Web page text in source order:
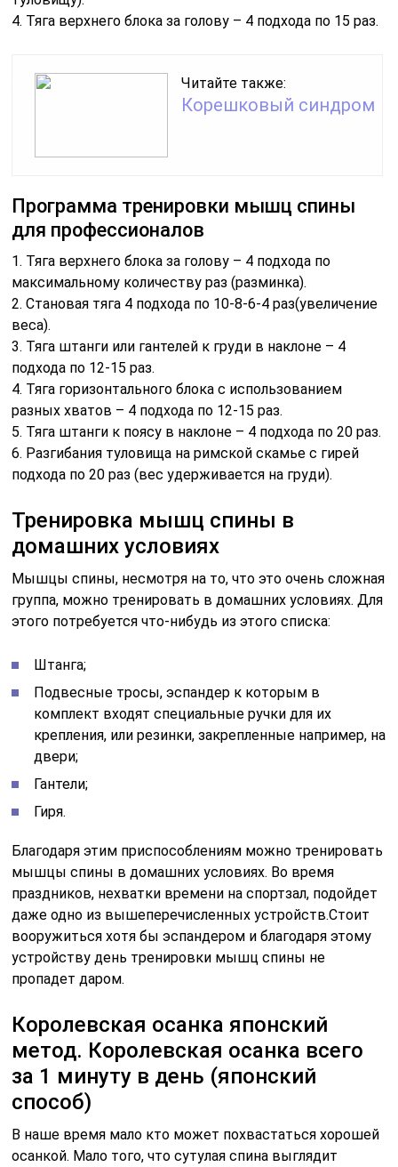
4. Тяга верхнего блока за голову – 4 подхода по 15 раз.
Читайте также:
Корешковый синдром
Программа тренировки мышц спины
для профессионалов
1. Тяга верхнего блока за голову – 4 подхода по
максимальному количеству раз (разминка).
2. Становая тяга 4 подхода по 10-8-6-4 раз(увеличение
веса).
3. Тяга штанги или гантелей к груди в наклоне – 4
подхода по 12-15 раз.
4. Тяга горизонтального блока с использованием
разных хватов – 4 подхода по 12-15 раз.
5. Тяга штанги к поясу в наклоне – 4 подхода по 20 раз.
6. Разгибания туловища на римской скамье с гирей
подхода по 20 раз (вес удерживается на груди).
Тренировка мышц спины в
домашних условиях
Мышцы спины, несмотря на то, что это очень сложная
группа, можно тренировать в домашних условиях. Для
этого потребуется что-нибудь из этого списка:
Штанга;
Подвесные тросы, эспандер к которым в
комплект входят специальные ручки для их
крепления, или резинки, закрепленные например, на
двери;
Гантели;
Гиря.
Благодаря этим приспособлениям можно тренировать
мышцы спины в домашних условиях. Во время
праздников, нехватки времени на спортзал, подойдет
даже одно из вышеперечисленных устройств.Стоит
вооружиться хотя бы эспандером и благодаря этому
устройству день тренировки мышц спины не
пропадет даром.
Королевская осанка японский
метод. Королевская осанка всего
за 1 минуту в день (японский
способ)
В наше время мало кто может похвастаться хорошей
осанкой. Мало того, что сутулая спина выглядит